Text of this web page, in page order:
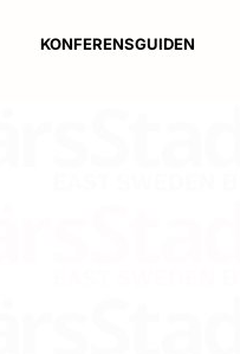
KONFERENSGUIDEN